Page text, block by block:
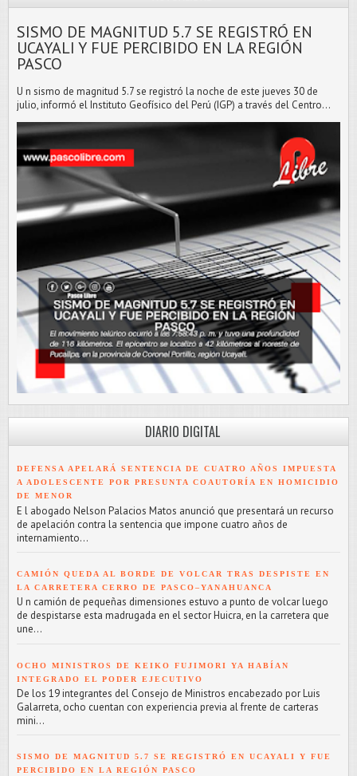
SISMO DE MAGNITUD 5.7 SE REGISTRÓ EN
UCAYALI Y FUE PERCIBIDO EN LA REGIÓN
PASCO
U n sismo de magnitud 5.7 se registró la noche de este jueves 30 de
julio, informó el Instituto Geofísico del Perú (IGP) a través del Centro...
DIARIO DIGITAL
DEFENSA APELARÁ SENTENCIA DE CUATRO AÑOS IMPUESTA
A ADOLESCENTE POR PRESUNTA COAUTORÍA EN HOMICIDIO
DE MENOR
E l abogado Nelson Palacios Matos anunció que presentará un recurso
de apelación contra la sentencia que impone cuatro años de
internamiento...
CAMIÓN QUEDA AL BORDE DE VOLCAR TRAS DESPISTE EN
LA CARRETERA CERRO DE PASCO–YANAHUANCA
U n camión de pequeñas dimensiones estuvo a punto de volcar luego
de despistarse esta madrugada en el sector Huicra, en la carretera que
une...
OCHO MINISTROS DE KEIKO FUJIMORI YA HABÍAN
INTEGRADO EL PODER EJECUTIVO
De los 19 integrantes del Consejo de Ministros encabezado por Luis
Galarreta, ocho cuentan con experiencia previa al frente de carteras
mini...
SISMO DE MAGNITUD 5.7 SE REGISTRÓ EN UCAYALI Y FUE
PERCIBIDO EN LA REGIÓN PASCO